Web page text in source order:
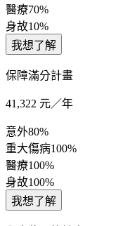
醫療70%
身故10%
我想了解
保障滿分計畫
41,322 元／年
意外80%
重大傷病100%
醫療100%
身故100%
我想了解